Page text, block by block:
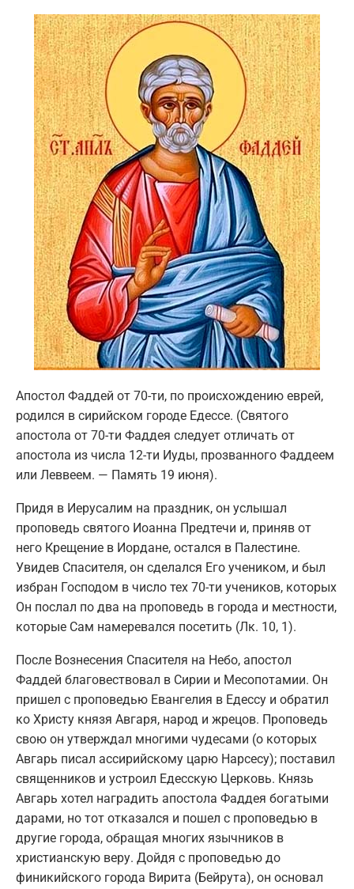
Апостол Фаддей от 70-ти, по происхождению еврей,
родился в сирийском городе Едессе. (Святого
апостола от 70-ти Фаддея следует отличать от
апостола из числа 12-ти Иуды, прозванного Фаддеем
или Леввеем. — Память 19 июня).
Придя в Иерусалим на праздник, он услышал
проповедь святого Иоанна Предтечи и, приняв от
него Крещение в Иордане, остался в Палестине.
Увидев Спасителя, он сделался Его учеником, и был
избран Господом в число тех 70-ти учеников, которых
Он послал по два на проповедь в города и местности,
которые Сам намеревался посетить (Лк. 10, 1).
После Вознесения Спасителя на Небо, апостол
Фаддей благовествовал в Сирии и Месопотамии. Он
пришел с проповедью Евангелия в Едессу и обратил
ко Христу князя Авгаря, народ и жрецов. Проповедь
свою он утверждал многими чудесами (о которых
Авгарь писал ассирийскому царю Нарсесу); поставил
священников и устроил Едесскую Церковь. Князь
Авгарь хотел наградить апостола Фаддея богатыми
дарами, но тот отказался и пошел с проповедью в
другие города, обращая многих язычников в
христианскую веру. Дойдя с проповедью до
финикийского города Вирита (Бейрута), он основал